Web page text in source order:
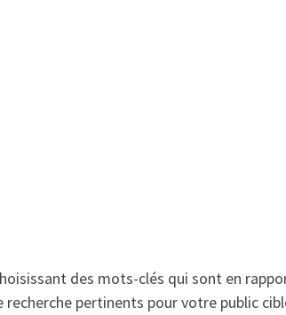
des mots-clés qui sont en
pertinents pour votre public